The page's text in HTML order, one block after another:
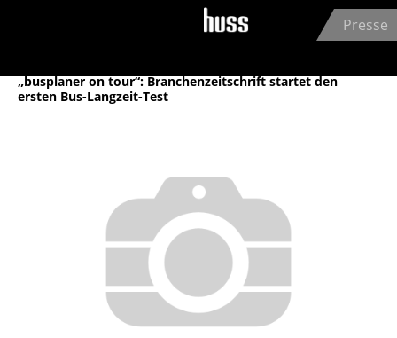
Jump to navigation
Presse
„busplaner on tour“: Branchenzeitschrift startet den
ersten Bus-Langzeit-Test